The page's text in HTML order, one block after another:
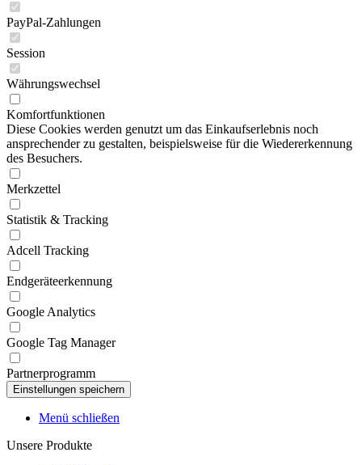
PayPal-Zahlungen
Session
Währungswechsel
Komfortfunktionen
Diese Cookies werden genutzt um das Einkaufserlebnis noch
ansprechender zu gestalten, beispielsweise für die Wiedererkennung
des Besuchers.
Merkzettel
Statistik & Tracking
Adcell Tracking
Endgeräteerkennung
Google Analytics
Google Tag Manager
Partnerprogramm
Menü schließen
Unsere Produkte